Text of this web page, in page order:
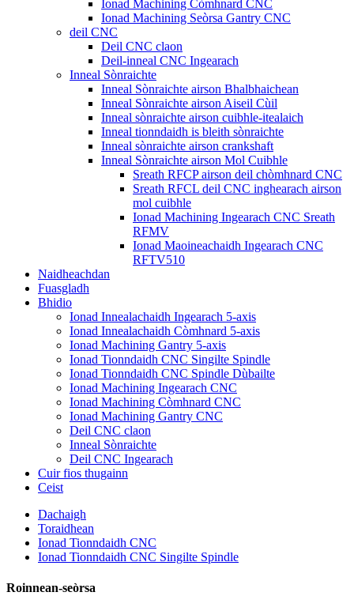
Ionad Machining Còmhnard CNC
Ionad Machining Seòrsa Gantry CNC
deil CNC
Deil CNC claon
Deil-inneal CNC Ingearach
Inneal Sònraichte
Inneal Sònraichte airson Bhalbhaichean
Inneal Sònraichte airson Aiseil Cùil
Inneal sònraichte airson cuibhle-itealaich
Inneal tionndaidh is bleith sònraichte
Inneal sònraichte airson crankshaft
Inneal Sònraichte airson Mol Cuibhle
Sreath RFCP airson deil chòmhnard CNC
Sreath RFCL deil CNC inghearach airson
mol cuibhle
Ionad Machining Ingearach CNC Sreath
RFMV
Ionad Maoineachaidh Ingearach CNC
RFTV510
Naidheachdan
Fuasgladh
Bhidio
Ionad Innealachaidh Ingearach 5-axis
Ionad Innealachaidh Còmhnard 5-axis
Ionad Machining Gantry 5-axis
Ionad Tionndaidh CNC Singilte Spindle
Ionad Tionndaidh CNC Spindle Dùbailte
Ionad Machining Ingearach CNC
Ionad Machining Còmhnard CNC
Ionad Machining Gantry CNC
Deil CNC claon
Inneal Sònraichte
Deil CNC Ingearach
Cuir fios thugainn
Ceist
Dachaigh
Toraidhean
Ionad Tionndaidh CNC
Ionad Tionndaidh CNC Singilte Spindle
Roinnean-seòrsa